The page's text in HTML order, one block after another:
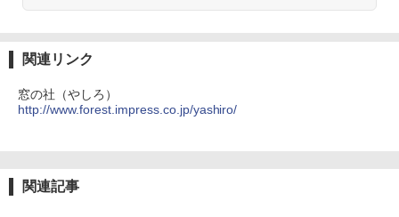
ージ、防水、7インチカラーディスプレ
イ、色調調節ライト、最大8週間持続バッ
関連リンク
窓の社（やしろ）
http://www.forest.impress.co.jp/yashiro/
関連記事